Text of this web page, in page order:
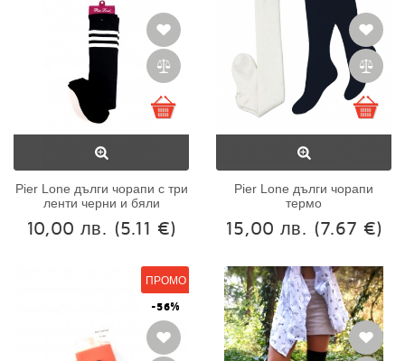
Pier Lone дълги чорапи с три
ленти черни и бяли
10,00 лв. (5.11 €)
Pier Lone дълги чорапи
термо
15,00 лв. (7.67 €)
ПРОМО
-56%